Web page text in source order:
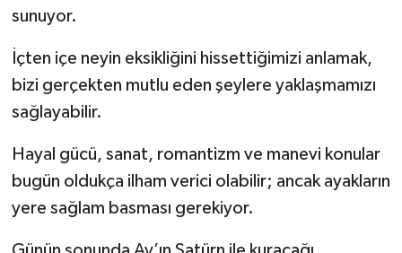
sunuyor.
İçten içe neyin eksikliğini hissettiğimizi anlamak,
bizi gerçekten mutlu eden şeylere yaklaşmamızı
sağlayabilir.
Hayal gücü, sanat, romantizm ve manevi konular
bugün oldukça ilham verici olabilir; ancak ayakların
yere sağlam basması gerekiyor.